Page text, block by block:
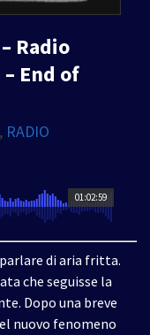
Radio
End of
, RADIO
01:02:59
di aria fritta.
che seguisse la
Dopo una breve
nuovo fenomeno